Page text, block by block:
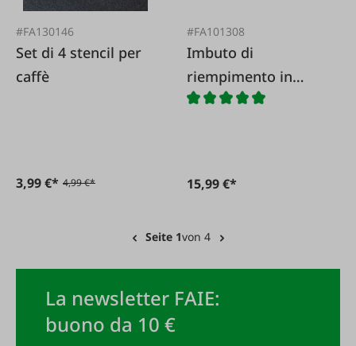
#FA130146
Set di 4 stencil per
caffè
3,99 €* 4,99 €*
#FA101308
Imbuto di
riempimento in
acciaio inossidabile
15,99 €*
Seite 1von 4
La newsletter FAIE:
buono da 10 €